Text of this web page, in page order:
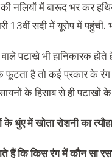
नलियों में बारूद भर कर
13वीं सदी में यूरोप में पहुंची.
पटाखे भी हानिकारक
है तो कई प्रकार के रंग
के हिसाब से ही पटाखों के
के धुंए में खोता रोशनी का
हैं कि किस रंग में कौन सा